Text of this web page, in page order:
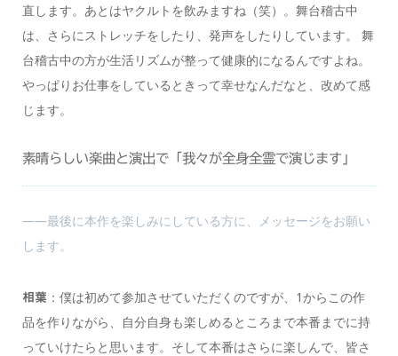
直します。あとはヤクルトを飲みますね（笑）。舞台稽古中
は、さらにストレッチをしたり、発声をしたりしています。 舞
台稽古中の方が生活リズムが整って健康的になるんですよね。
やっぱりお仕事をしているときって幸せなんだなと、改めて感
じます。
素晴らしい楽曲と演出で「我々が全身全霊で演じます」
――最後に本作を楽しみにしている方に、メッセージをお願い
します。
相葉 ：僕は初めて参加させていただくのですが、1からこの作
品を作りながら、自分自身も楽しめるところまで本番までに持
っていけたらと思います。そして本番はさらに楽しんで、皆さ